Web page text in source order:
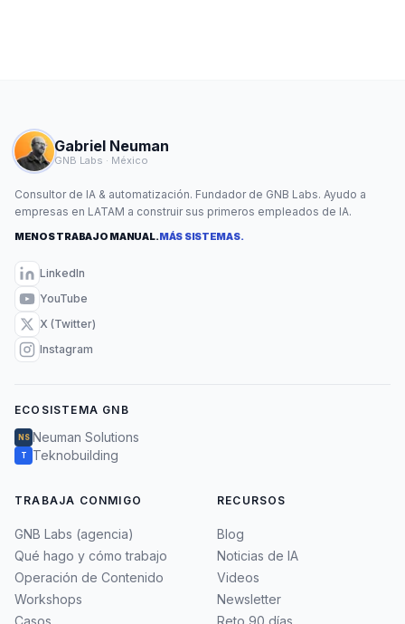
Gabriel Neuman
GNB Labs · México
Consultor de IA & automatización. Fundador de GNB Labs. Ayudo a
empresas en LATAM a construir sus primeros empleados de IA.
MENOS TRABAJO MANUAL.MÁS SISTEMAS.
LinkedIn
YouTube
X (Twitter)
Instagram
ECOSISTEMA GNB
NS Neuman Solutions
T Teknobuilding
TRABAJA CONMIGO
GNB Labs (agencia)
Qué hago y cómo trabajo
Operación de Contenido
Workshops
Casos
RECURSOS
Blog
Noticias de IA
Videos
Newsletter
Reto 90 días